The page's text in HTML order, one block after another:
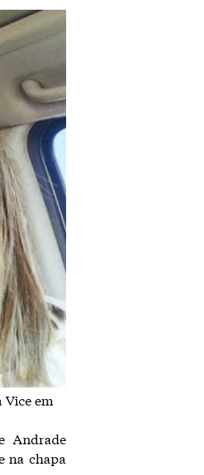
Vice em
Andrade
na chapa